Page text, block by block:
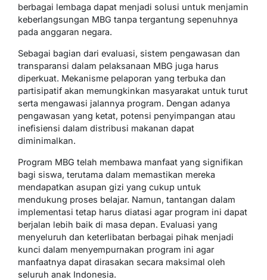
berbagai lembaga dapat menjadi solusi untuk menjamin
keberlangsungan MBG tanpa tergantung sepenuhnya
pada anggaran negara.
Sebagai bagian dari evaluasi, sistem pengawasan dan
transparansi dalam pelaksanaan MBG juga harus
diperkuat. Mekanisme pelaporan yang terbuka dan
partisipatif akan memungkinkan masyarakat untuk turut
serta mengawasi jalannya program. Dengan adanya
pengawasan yang ketat, potensi penyimpangan atau
inefisiensi dalam distribusi makanan dapat
diminimalkan.
Program MBG telah membawa manfaat yang signifikan
bagi siswa, terutama dalam memastikan mereka
mendapatkan asupan gizi yang cukup untuk
mendukung proses belajar. Namun, tantangan dalam
implementasi tetap harus diatasi agar program ini dapat
berjalan lebih baik di masa depan. Evaluasi yang
menyeluruh dan keterlibatan berbagai pihak menjadi
kunci dalam menyempurnakan program ini agar
manfaatnya dapat dirasakan secara maksimal oleh
seluruh anak Indonesia.